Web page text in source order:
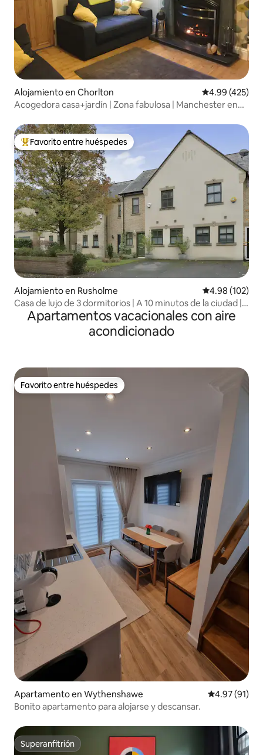
Alojamiento en Chorlton Calificación
4.99 (425)
Acogedora casa+jardín | Zona fabulosa | Manchester en
Favorito entre huéspedes preferido
Favorito entre huéspedes
Alojamiento en Rusholme Calificación
4.98 (102)
Casa de lujo de 3 dormitorios | A 10 minutos de la ciudad |
Aparcamiento gratuito
Apartamentos vacacionales con aire
acondicionado
Favorito entre huéspedes
Favorito entre huéspedes
Apartamento en Wythenshawe Calificación
4.97 (91)
Bonito apartamento para alojarse y descansar.
Superanfitrión
Superanfitrión